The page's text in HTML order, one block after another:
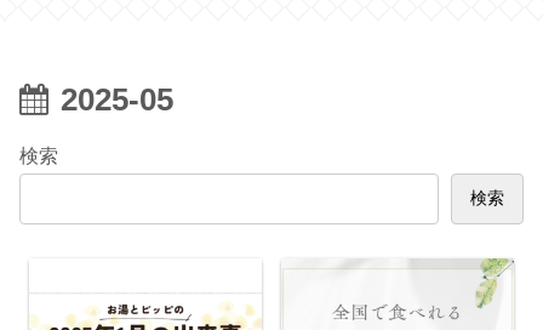
2025-05
検索
検索